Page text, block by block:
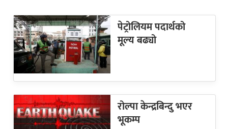
पेट्रोलियम पदार्थको
मूल्य बढ्यो
रोल्पा केन्द्रबिन्दु भएर
भूकम्प